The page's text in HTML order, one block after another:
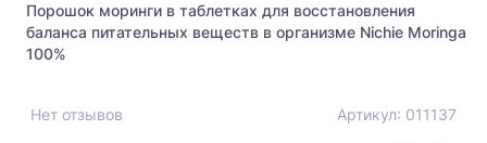
Порошок моринги в таблетках для восстановления
баланса питательных веществ в организме Nichie Moringa
100%
Нет отзывов Артикул: 011137